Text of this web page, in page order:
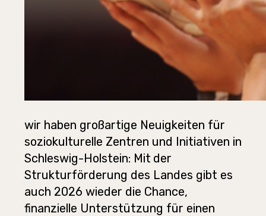
wir haben großartige Neuigkeiten für
soziokulturelle Zentren und Initiativen in
Schleswig-Holstein: Mit der
Strukturförderung des Landes gibt es
auch 2026 wieder die Chance,
finanzielle Unterstützung für einen